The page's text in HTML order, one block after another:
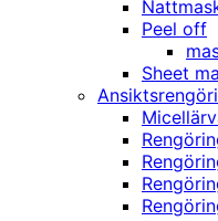
Peel off
Sheet